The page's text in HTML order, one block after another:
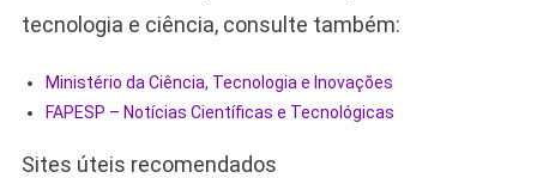
tecnologia e ciência, consulte também:
Ministério da Ciência, Tecnologia e Inovações
FAPESP – Notícias Científicas e Tecnológicas
Sites úteis recomendados